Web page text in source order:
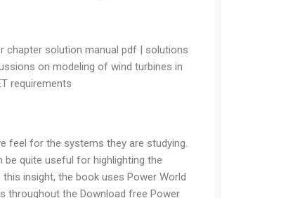
chapter solution manual pdf | solutions
on modeling of wind turbines in
requirements.
feel for the systems they are studying.
be quite useful for highlighting the
insight, the book uses Power World
throughout the Download free Power